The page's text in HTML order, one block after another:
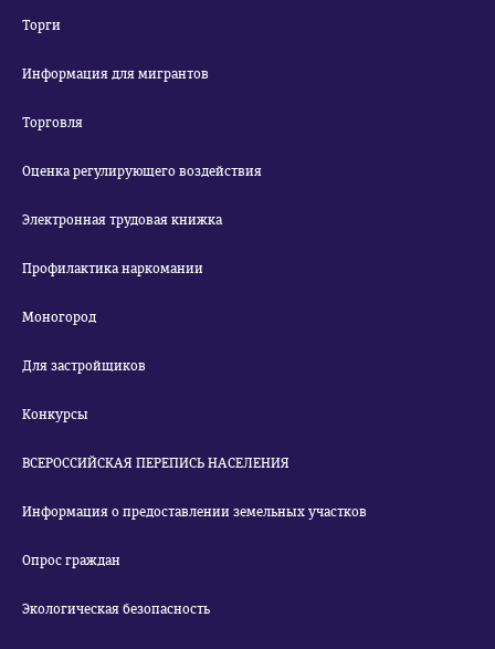
Торги
Информация для мигрантов
Торговля
Оценка регулирующего воздействия
Электронная трудовая книжка
Профилактика наркомании
Моногород
Для застройщиков
Конкурсы
ВСЕРОССИЙСКАЯ ПЕРЕПИСЬ НАСЕЛЕНИЯ
Информация о предоставлении земельных участков
Опрос граждан
Экологическая безопасность